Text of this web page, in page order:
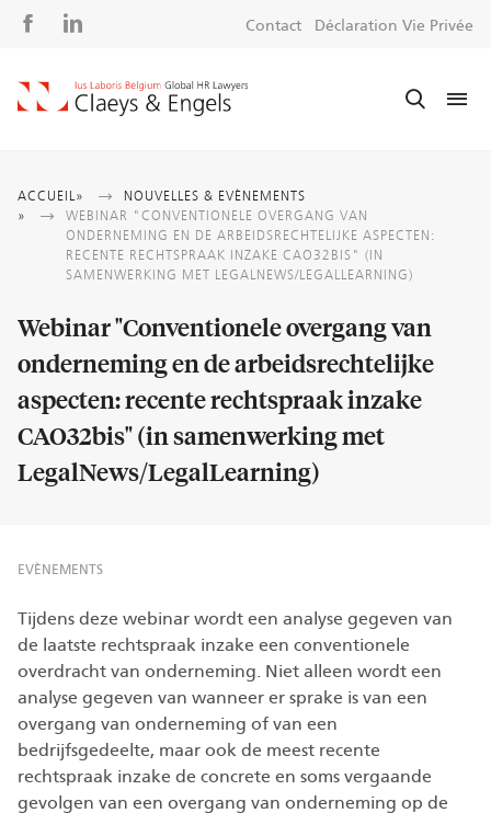
Social
Contact Déclaration Vie Privée
Fil
d'Ariane
ACCUEIL
NOUVELLES & EVÈNEMENTS
WEBINAR "CONVENTIONELE OVERGANG VAN
ONDERNEMING EN DE ARBEIDSRECHTELIJKE ASPECTEN:
RECENTE RECHTSPRAAK INZAKE CAO32BIS" (IN
SAMENWERKING MET LEGALNEWS/LEGALLEARNING)
Webinar "Conventionele overgang van
onderneming en de arbeidsrechtelijke
aspecten: recente rechtspraak inzake
CAO32bis" (in samenwerking met
LegalNews/LegalLearning)
EVÈNEMENTS
Tijdens deze webinar wordt een analyse gegeven van
de laatste rechtspraak inzake een conventionele
overdracht van onderneming. Niet alleen wordt een
analyse gegeven van wanneer er sprake is van een
overgang van onderneming of van een
bedrijfsgedeelte, maar ook de meest recente
rechtspraak inzake de concrete en soms vergaande
gevolgen van een overgang van onderneming op de